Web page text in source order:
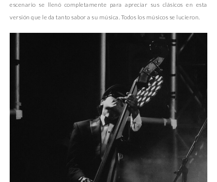
escenario se llenó completamente para apreciar sus clásicos en esta
versión que le da tanto sabor a su música. Todos los músicos se lucieron.